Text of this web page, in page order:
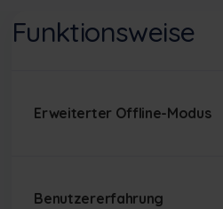
Funktionsweise
Erweiterter Offline-Modus
Benutzererfahrung